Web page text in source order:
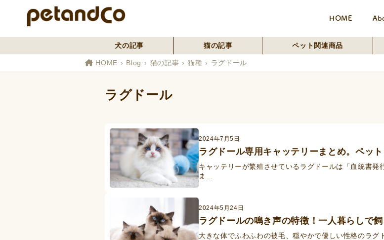
HOME
犬の記事 猫の記事 ペット関連商品
HOME Blog 猫の記事 猫種 ラグドール
ラグドール
2024年7月5日
ラグドール専用キャッテリーまとめ。ペッ
キャッテリーが繁殖させているラグドールは「血統書
ま...
2024年5月24日
ラグドールの鳴き声の特徴！一人暮らしで
大きな体でふわふわの被毛、穏やかで優しい性格のラ